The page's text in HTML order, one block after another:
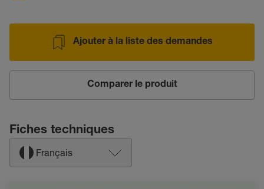
Ajouter à la liste des demandes
Comparer le produit
Fiches techniques
Français